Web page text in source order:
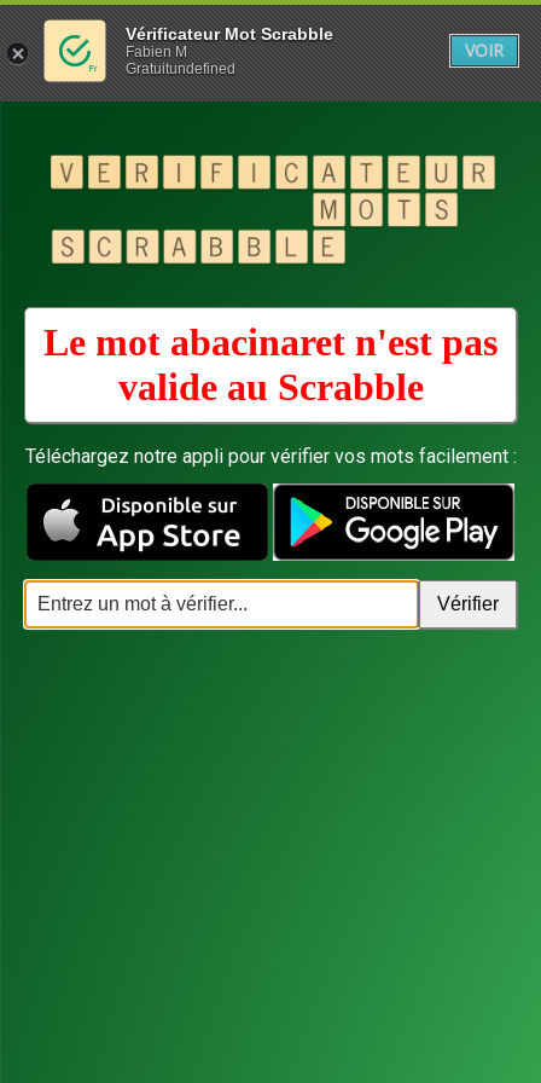
Le mot abacinaret n'est pas
valide au Scrabble
Téléchargez notre appli pour vérifier vos mots facilement :
Vérificateur Mot Scrabble
Fabien M
Gratuitundefined
VOIR